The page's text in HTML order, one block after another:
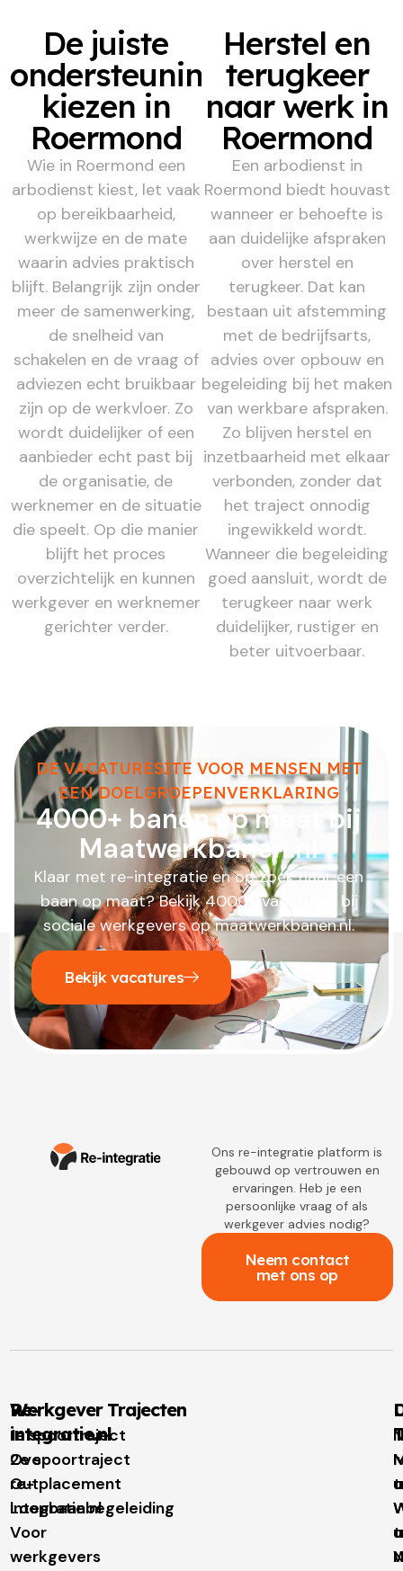
De juiste
ondersteuning
kiezen in
Roermond
Wie in Roermond een
arbodienst kiest, let vaak
op bereikbaarheid,
werkwijze en de mate
waarin advies praktisch
blijft. Belangrijk zijn onder
meer de samenwerking,
de snelheid van
schakelen en de vraag of
adviezen echt bruikbaar
zijn op de werkvloer. Zo
wordt duidelijker of een
aanbieder echt past bij
de organisatie, de
werknemer en de situatie
die speelt. Op die manier
blijft het proces
overzichtelijk en kunnen
werkgever en werknemer
gerichter verder.
Herstel en
terugkeer
naar werk in
Roermond
Een arbodienst in
Roermond biedt houvast
wanneer er behoefte is
aan duidelijke afspraken
over herstel en
terugkeer. Dat kan
bestaan uit afstemming
met de bedrijfsarts,
advies over opbouw en
begeleiding bij het maken
van werkbare afspraken.
Zo blijven herstel en
inzetbaarheid met elkaar
verbonden, zonder dat
het traject onnodig
ingewikkeld wordt.
Wanneer die begeleiding
goed aansluit, wordt de
terugkeer naar werk
duidelijker, rustiger en
beter uitvoerbaar.
DE VACATURESITE VOOR MENSEN MET
EEN DOELGROEPENVERKLARING
4000+ banen op maat bij
Maatwerkbanen.nl
Klaar met re-integratie en op zoek naar een
baan op maat? Bekijk 4000+ vacatures bij
sociale werkgevers op maatwerkbanen.nl.
Bekijk vacatures
Ons re-integratie platform is
gebouwd op vertrouwen en
ervaringen. Heb je een
persoonlijke vraag of als
werkgever advies nodig?
Neem contact
met ons op
Re-
integratie.nl
Over
re-
integratie.nl
Voor
werkgevers
Werkgever Trajecten
1e spoortraject
2e spoortraject
Outplacement
Loopbaanbegeleiding